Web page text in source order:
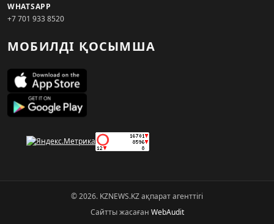
WHATSAPP
+7 701 933 8520
МОБИЛДІ ҚОСЫМША
© 2026. KZNEWS.KZ ақпарат агенттігі
Сайтты жасаған WebAudit